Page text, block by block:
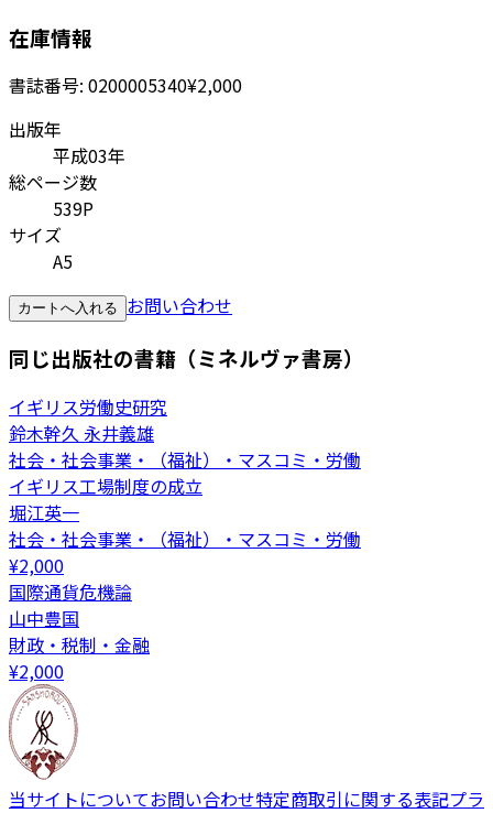
在庫情報
書誌番号: 0200005340¥2,000
出版年
平成03年
総ページ数
539P
サイズ
A5
カートへ入れる お問い合わせ
同じ出版社の書籍（ミネルヴァ書房）
イギリス労働史研究
鈴木幹久 永井義雄
社会・社会事業・（福祉）・マスコミ・労働
イギリス工場制度の成立
堀江英一
社会・社会事業・（福祉）・マスコミ・労働
¥2,000
国際通貨危機論
山中豊国
財政・税制・金融
¥2,000
当サイトについてお問い合わせ特定商取引に関する表記プラ